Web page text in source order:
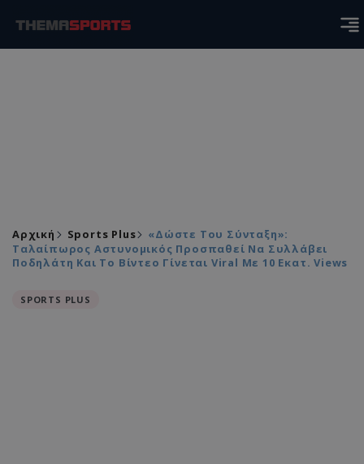
Αρχική Sports Plus
«Δώστε Του Σύνταξη»:
Ταλαίπωρος Αστυνομικός Προσπαθεί Να Συλλάβει
Ποδηλάτη Και Το Βίντεο Γίνεται Viral Με 10 Εκατ. Views
SPORTS PLUS